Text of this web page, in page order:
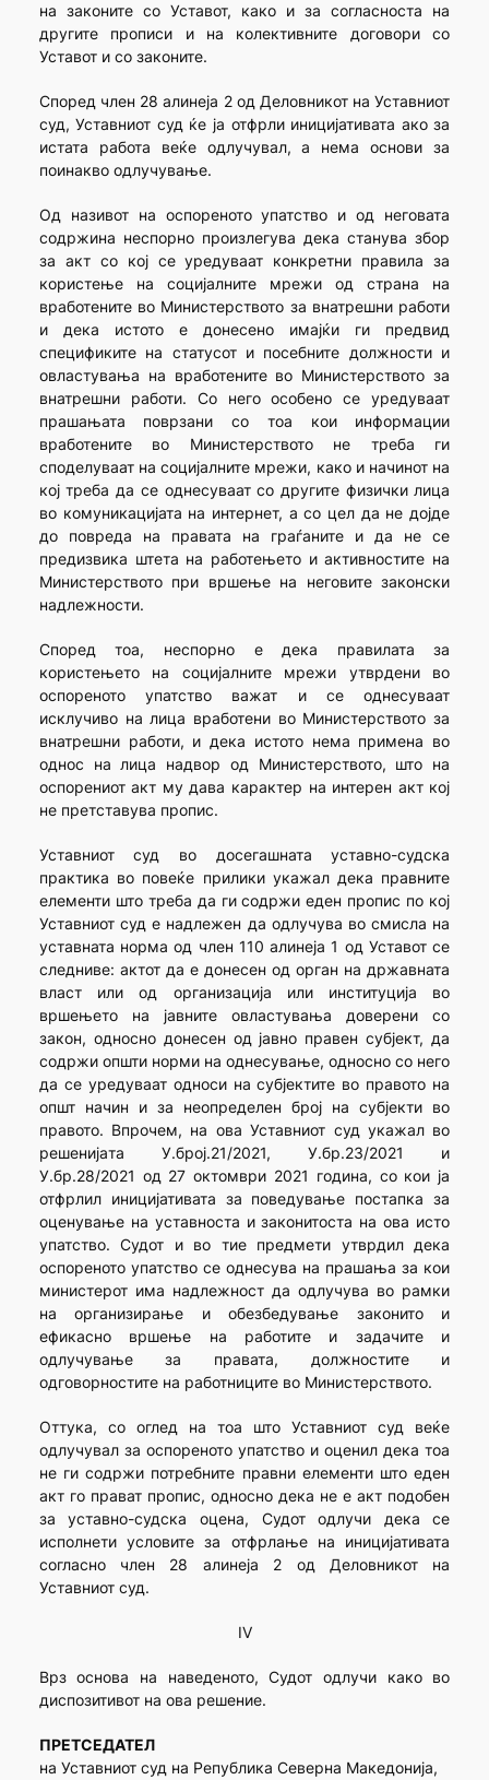
на законите со Уставот, како и за согласноста на
другите прописи и на колективните договори со
Уставот и со законите.
Според член 28 алинеја 2 од Деловникот на Уставниот
суд, Уставниот суд ќе ја отфрли иницијативата ако за
истата работа веќе одлучувал, а нема основи за
поинакво одлучување.
Од називот на оспореното упатство и од неговата
содржина неспорно произлегува дека станува збор
за акт со кој се уредуваат конкретни правила за
користење на социјалните мрежи од страна на
вработените во Министерството за внатрешни работи
и дека истото е донесено имајќи ги предвид
спецификите на статусот и посебните должности и
овластувања на вработените во Министерството за
внатрешни работи. Со него особено се уредуваат
прашањата поврзани со тоа кои информации
вработените во Министерството не треба ги
споделуваат на социјалните мрежи, како и начинот на
кој треба да се однесуваат со другите физички лица
во комуникацијата на интернет, а со цел да не дојде
до повреда на правата на граѓаните и да не се
предизвика штета на работењето и активностите на
Министерството при вршење на неговите законски
надлежности.
Според тоа, неспорно е дека правилата за
користењето на социјалните мрежи утврдени во
оспореното упатство важат и се однесуваат
исклучиво на лица вработени во Министерството за
внатрешни работи, и дека истото нема примена во
однос на лица надвор од Министерството, што на
оспорениот акт му дава карактер на интерен акт кој
не претставува пропис.
Уставниот суд во досегашната уставно-судска
практика во повеќе прилики укажал дека правните
елементи што треба да ги содржи еден пропис по кој
Уставниот суд е надлежен да одлучува во смисла на
уставната норма од член 110 алинеја 1 од Уставот се
следниве: актот да е донесен од орган на државната
власт или од организација или институција во
вршењето на јавните овластувања доверени со
закон, односно донесен од јавно правен субјект, да
содржи општи норми на однесување, односно со него
да се уредуваат односи на субјектите во правото на
општ начин и за неопределен број на субјекти во
правото. Впрочем, на ова Уставниот суд укажал во
решениjaта У.број.21/2021, У.бр.23/2021 и
У.бр.28/2021 од 27 октомври 2021 година, со кои ја
отфрлил иницијативата за поведување постапка за
оценување на уставноста и законитоста на ова исто
упатство. Судот и во тие предмети утврдил дека
оспореното упатство се однесува на прашања за кои
министерот има надлежност да одлучува во рамки
на организирање и обезбедување законито и
ефикасно вршење на работите и задачите и
одлучување за правата, должностите и
одговорностите на работниците во Министерството.
Оттука, со оглед на тоа што Уставниот суд веќе
одлучувал за оспореното упатство и оценил дека тоа
не ги содржи потребните правни елементи што еден
акт го прават пропис, односно дека не е акт подобен
за уставно-судска оцена, Судот одлучи дека се
исполнети условите за отфрлање на иницијативата
согласно член 28 алинеја 2 од Деловникот на
Уставниот суд.
IV
Врз основа на наведеното, Судот одлучи како во
диспозитивот на ова решение.
ПРЕТСЕДАТЕЛ
на Уставниот суд на Република Северна Македонија,